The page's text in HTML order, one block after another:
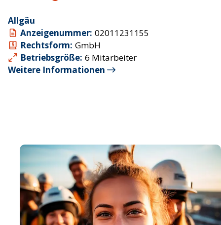
Allgäu
Anzeigenummer: 02011231155
Rechtsform: GmbH
Betriebsgröße: 6 Mitarbeiter
Weitere Informationen